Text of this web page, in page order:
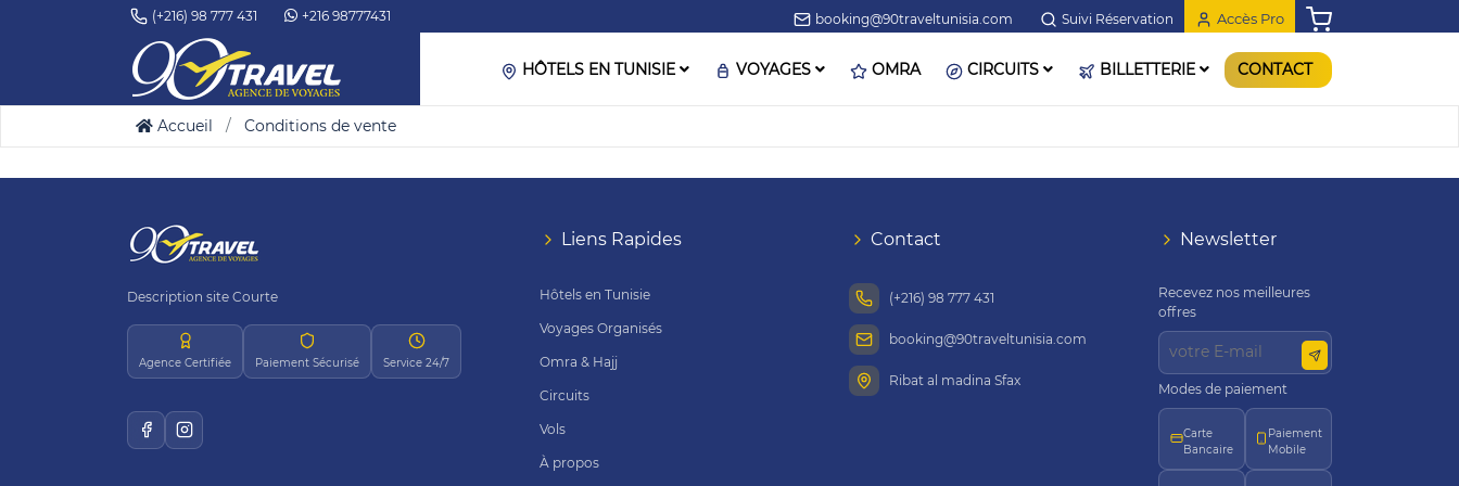
(+216) 98 777 431 +216 98777431 booking@90traveltunisia.com Suivi Réservation Accès Pro
HÔTELS EN TUNISIE VOYAGES OMRA CIRCUITS BILLETTERIE CONTACT
Accueil Conditions de vente
Description site Courte
Agence Certifiée Paiement Sécurisé Service 24/7
Liens Rapides
Hôtels en Tunisie
Voyages Organisés
Omra & Hajj
Circuits
Vols
À propos
Contact
(+216) 98 777 431
booking@90traveltunisia.com
Ribat al madina Sfax
Newsletter
Recevez nos meilleures
offres
Modes de paiement
Carte
Bancaire
Paiement
Mobile